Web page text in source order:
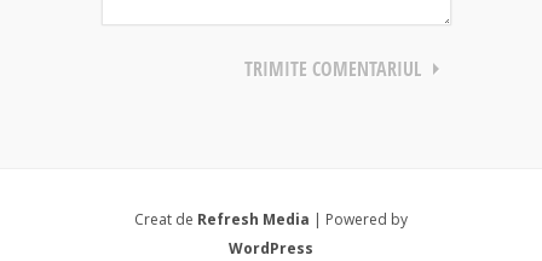
Creat de Refresh Media | Powered by
WordPress